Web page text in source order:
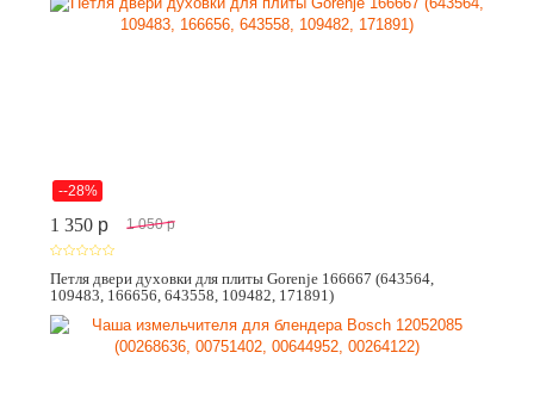
--28%
1 350 p 1 050 p
Петля двери духовки для плиты Gorenje 166667 (643564,
109483, 166656, 643558, 109482, 171891)